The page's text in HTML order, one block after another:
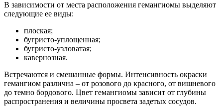
В зависимости от места расположения гемангиомы выделяют
следующие ее виды:
плоская;
бугристо-уплощенная;
бугристо-узловатая;
кавернозная.
Встречаются и смешанные формы. Интенсивность окраски
гемангиом различна – от розового до красного, от вишневого
до темно бордового. Цвет гемангиомы зависит от глубины
распространения и величины просвета задетых сосудов.